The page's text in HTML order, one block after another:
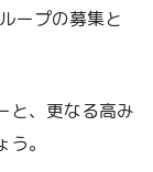
ープの募集と
と、更なる高み
。